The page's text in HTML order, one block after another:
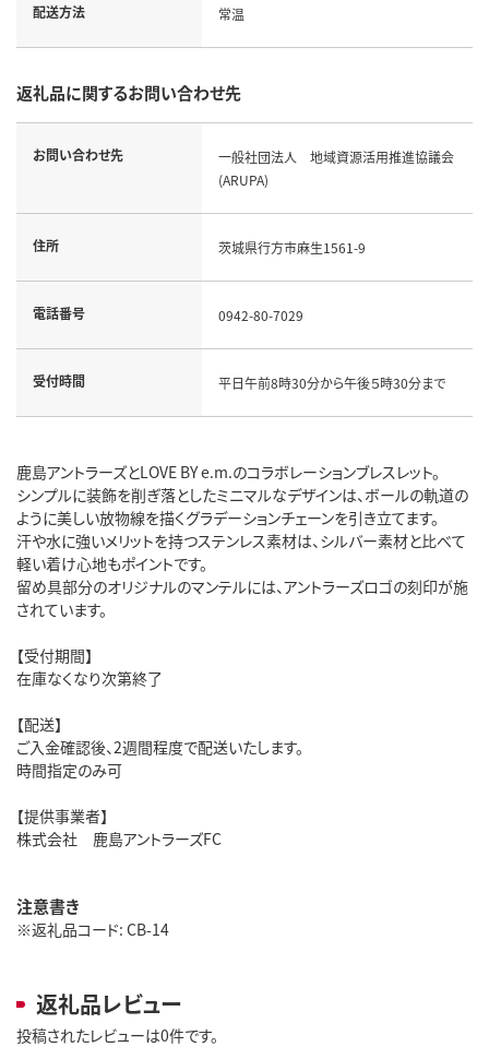
配送方法 常温
返礼品に関するお問い合わせ先
お問い合わせ先
一般社団法人 地域資源活用推進協議会
(ARUPA)
住所 茨城県行方市麻生1561-9
電話番号 0942-80-7029
受付時間 平日午前8時30分から午後５時30分まで
鹿島アントラーズとLOVE BY e.m.のコラボレーションブレスレット。
シンプルに装飾を削ぎ落としたミニマルなデザインは、ボールの軌道の
ように美しい放物線を描くグラデーションチェーンを引き立てます。
汗や水に強いメリットを持つステンレス素材は、シルバー素材と比べて
軽い着け心地もポイントです。
留め具部分のオリジナルのマンテルには、アントラーズロゴの刻印が施
されています。
【受付期間】
在庫なくなり次第終了
【配送】
ご入金確認後、2週間程度で配送いたします。
時間指定のみ可
【提供事業者】
株式会社 鹿島アントラーズFC
注意書き
※返礼品コード: CB-14
返礼品レビュー
投稿されたレビューは0件です。